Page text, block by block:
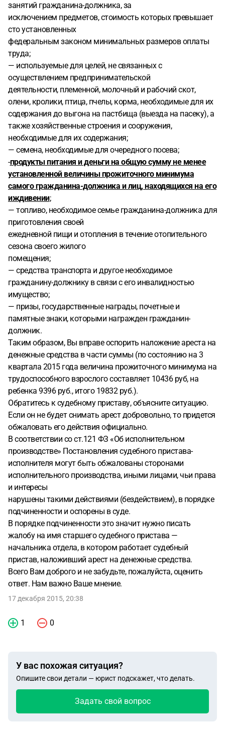
занятий гражданина-должника, за
исключением предметов, стоимость которых превышает
сто установленных
федеральным законом минимальных размеров оплаты
труда;
— используемые для целей, не связанных с
осуществлением предпринимательской
деятельности, племенной, молочный и рабочий скот,
олени, кролики, птица, пчелы, корма, необходимые для их
содержания до выгона на пастбища (выезда на пасеку), а
также хозяйственные строения и сооружения,
необходимые для их содержания;
— семена, необходимые для очередного посева;
-продукты питания и деньги на общую сумму не менее
установленной величины прожиточного минимума
самого гражданина-должника и лиц, находящихся на его
иждивении;
— топливо, необходимое семье гражданина-должника для
приготовления своей
ежедневной пищи и отопления в течение отопительного
сезона своего жилого
помещения;
— средства транспорта и другое необходимое
гражданину-должнику в связи с его инвалидностью
имущество;
— призы, государственные награды, почетные и
памятные знаки, которыми награжден гражданин-
должник.
Таким образом, Вы вправе оспорить наложение ареста на
денежные средства в части суммы (по состоянию на 3
квартала 2015 года величина прожиточного минимума на
трудоспособного взрослого составляет 10436 руб, на
ребенка 9396 руб., итого 19832 руб.).
Обратитесь к судебному приставу, объясните ситуацию.
Если он не будет снимать арест добровольно, то придется
обжаловать его действия официально.
В соответствии со ст.121 ФЗ «Об исполнительном
производстве» Постановления судебного пристава-
исполнителя могут быть обжалованы сторонами
исполнительного производства, иными лицами, чьи права
и интересы
нарушены такими действиями (бездействием), в порядке
подчиненности и оспорены в суде.
В порядке подчиненности это значит нужно писать
жалобу на имя старшего судебного пристава —
начальника отдела, в котором работает судебный
пристав, наложивший арест на денежные средства.
Всего Вам доброго и не забудьте, пожалуйста, оценить
ответ. Нам важно Ваше мнение.
17 декабря 2015, 20:38
1 0
У вас похожая ситуация?
Опишите свои детали — юрист подскажет, что делать.
Задать свой вопрос